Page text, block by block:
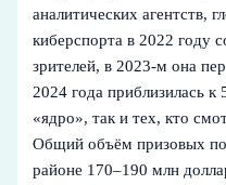
аналитических агентств,
киберспорта в 2022 году
зрителей, в 2023‑м она
2024 года приблизилась к
«ядро», так и тех, кто
Общий объём призовых
районе 170–190 млн